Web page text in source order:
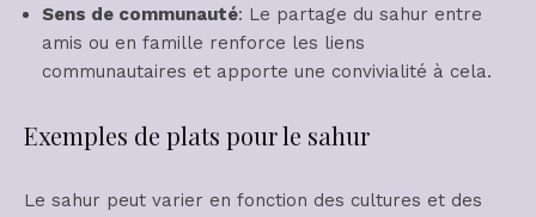
Sens de communauté: Le partage du sahur entre
amis ou en famille renforce les liens
communautaires et apporte une convivialité à cela.
Exemples de plats pour le sahur
Le sahur peut varier en fonction des cultures et des